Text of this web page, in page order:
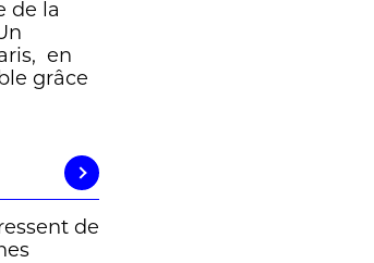
de la
en
grâce
de